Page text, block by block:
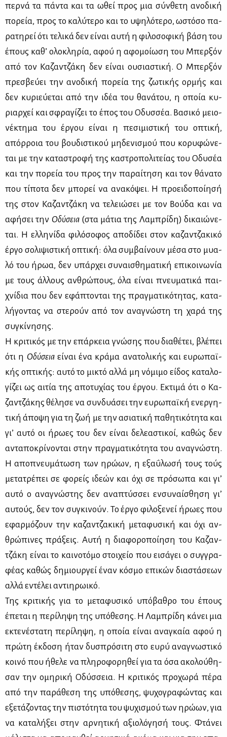
περ­νά τα πά­ντα και τα ωθεί προς μια σύν­θε­τη ανο­δι­κή
πο­ρεία, προς το κα­λύ­τε­ρο και το υψη­λό­τε­ρο, ωστό­σο πα­
ρα­τη­ρεί ότι τε­λι­κά δεν εί­ναι αυ­τή η φι­λο­σο­φι­κή βά­ση του
έπους κα­θ’ ολο­κλη­ρία, αφού η αφο­μοί­ω­ση του Μπερ­ξόν
από τον Κα­ζαν­τζά­κη δεν εί­ναι ου­σια­στι­κή. Ο Μπερ­ξόν
πρε­σβεύ­ει την ανο­δι­κή πο­ρεία της ζω­τι­κής ορ­μής και
δεν κυ­ριεύ­ε­ται από την ιδέα του θα­νά­του, η οποία κυ­
ριαρ­χεί και σφρα­γί­ζει το έπος του Οδυσ­σέα. Βα­σι­κό μειο­
νέ­κτη­μα του έρ­γου εί­ναι η πε­σι­μι­στι­κή του οπτι­κή,
απόρ­ροια του βου­δι­στι­κού μη­δε­νι­σμού που κο­ρυ­φώ­νε­
ται με την κα­τα­στρο­φή της κα­στρο­πο­λι­τεί­ας του Οδυ­σέα
και την πο­ρεία του προς την πα­ραί­τη­ση και τον θά­να­το
που τί­πο­τα δεν μπο­ρεί να ανα­κό­ψει. Η προει­δο­ποί­η­σή
της στον Κα­ζαν­τζά­κη να τε­λειώ­σει με τον Βού­δα και να
αφή­σει την Οδύ­σεια(στα μά­τια της Λα­μπρί­δη) δι­καιώ­νε­
ται. Η ελ­λη­νί­δα φι­λό­σο­φος απο­δί­δει στον κα­ζαν­τζα­κι­κό
έρ­γο σο­λι­ψι­στι­κή οπτι­κή: όλα συμ­βαί­νουν μέ­σα στο μυα­
λό του ήρωα, δεν υπάρ­χει συ­ναι­σθη­μα­τι­κή επι­κοι­νω­νία
με τους άλ­λους αν­θρώ­πους, όλα εί­ναι πνευ­μα­τι­κά παι­
χνί­δια που δεν εφά­πτο­νται της πραγ­μα­τι­κό­τη­τας, κα­τα­
λή­γο­ντας να στε­ρούν από τον ανα­γνώ­στη τη χα­ρά της
συ­γκί­νη­σης.
Η κρι­τι­κός με την επάρ­κεια γνώ­σης που δια­θέ­τει, βλέ­πει
ότι η Οδύ­σειαεί­ναι ένα κρά­μα ανα­το­λι­κής και ευ­ρω­παϊ­
κής οπτι­κής: αυ­τό το μι­κτό αλ­λά μη νό­μι­μο εί­δος κα­τα­λο­
γί­ζει ως αι­τία της απο­τυ­χί­ας του έρ­γου. Εκτι­μά ότι ο Κα­
ζαν­τζά­κης θέ­λη­σε να συν­δυά­σει την ευ­ρω­παϊ­κή ενερ­γη­
τι­κή άπο­ψη για τη ζωή με την ασια­τι­κή πα­θη­τι­κό­τη­τα και
γι’ αυ­τό οι ήρω­ες του δεν εί­ναι δε­λε­α­στι­κοί, κα­θώς δεν
αντα­πο­κρί­νο­νται στην πραγ­μα­τι­κό­τη­τα του ανα­γνώ­στη.
Η απο­πνευ­μά­τω­ση των ηρώ­ων, η εξα­ΰ­λω­σή τους τούς
με­τα­τρέ­πει σε φο­ρείς ιδε­ών και όχι σε πρό­σω­πα και γι’
αυ­τό ο ανα­γνώ­στης δεν ανα­πτύσ­σει εν­συ­ναί­σθη­ση γι’
αυ­τούς, δεν τον συ­γκι­νούν. Το έρ­γο φι­λο­ξε­νεί ήρω­ες που
εφαρ­μό­ζουν την κα­ζαν­τζα­κι­κή με­τα­φυ­σι­κή και όχι αν­
θρώ­πι­νες πρά­ξεις. Αυ­τή η δια­φο­ρο­ποί­η­ση του Κα­ζαν­
τζά­κη εί­ναι το και­νο­τό­μο στοι­χείο που ει­σά­γει ο συγ­γρα­
φέ­ας κα­θώς δη­μιουρ­γεί έναν κό­σμο επι­κών δια­στά­σε­ων
αλ­λά εντέ­λει αντι­η­ρω­ι­κό.
Της κρι­τι­κής για το με­τα­φυ­σι­κό υπό­βα­θρο του έπους
έπε­ται η πε­ρί­λη­ψη της υπό­θε­σης. Η Λα­μπρί­δη κά­νει μια
εκτε­νέ­στα­τη πε­ρί­λη­ψη, η οποία εί­ναι ανα­γκαία αφού η
πρώ­τη έκ­δο­ση ήταν δυ­σπρό­σι­τη στο ευ­ρύ ανα­γνω­στι­κό
κοι­νό που ήθε­λε να πλη­ρο­φο­ρη­θεί για τα όσα ακο­λού­θη­
σαν την ομη­ρι­κή Οδύσ­σεια. Η κρι­τι­κός προ­χω­ρά πέ­ρα
από την πα­ρά­θε­ση της υπό­θε­σης, ψυ­χο­γρα­φώ­ντας και
εξε­τά­ζο­ντας την πι­στό­τη­τα του ψυ­χι­σμού των ηρώ­ων, για
να κα­τα­λή­ξει στην αρ­νη­τι­κή αξιο­λό­γη­σή τους. Φτά­νει